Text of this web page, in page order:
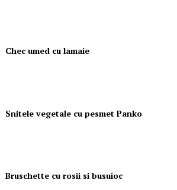
Chec umed cu lamaie
Snitele vegetale cu pesmet Panko
Bruschette cu rosii si busuioc